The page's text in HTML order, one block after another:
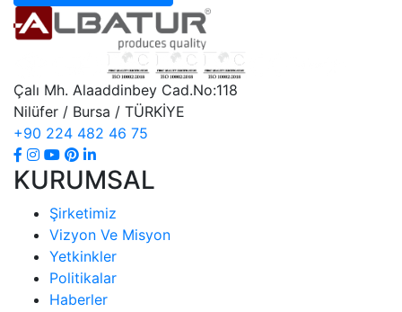
Çalı Mh. Alaaddinbey Cad.No:118
Nilüfer / Bursa / TÜRKİYE
+90 224 482 46 75
KURUMSAL
Şirketimiz
Vizyon Ve Misyon
Yetkinkler
Politikalar
Haberler